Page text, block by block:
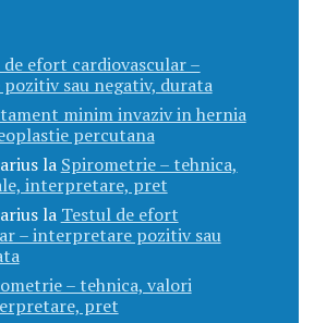
efort cardiovascular –
sau negativ, durata
minim invaziv in hernia
percutana
la Spirometrie – tehnica,
interpretare, pret
la Testul de efort
– interpretare pozitiv sau
– tehnica, valori
pret